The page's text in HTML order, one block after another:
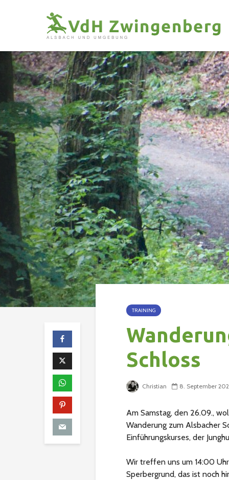
TRAINING
Schloss
Christian 8. September
Am Samstag, den 26.09.,
Wanderung zum Alsbacher
Einführungskurses, der
Wir treffen uns um 14:00
Sperbergrund, das ist noch